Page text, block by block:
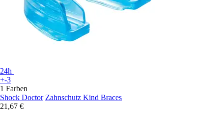
24h
+-3
1 Farben
Shock Doctor Zahnschutz Kind Braces
21,67 €